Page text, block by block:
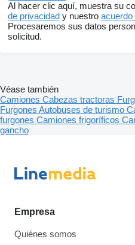
Al hacer clic aquí, muestra su
de privacidad y nuestro acuerdo
Procesaremos sus datos
solicitud.
Véase también
Camiones Cabezas tractoras
Furgones Autobuses de turismo
furgones Camiones frigoríficos
gancho
Empresa
Quiénes somos